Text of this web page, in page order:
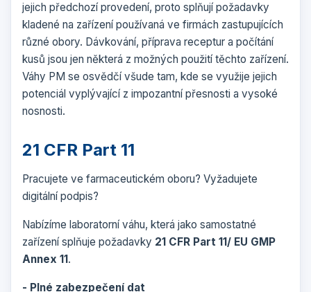
jejich předchozí provedení, proto splňují požadavky
kladené na zařízení používaná ve firmách zastupujících
různé obory. Dávkování, příprava receptur a počítání
kusů jsou jen některá z možných použití těchto zařízení.
Váhy PM se osvědčí všude tam, kde se využije jejich
potenciál vyplývající z impozantní přesnosti a vysoké
nosnosti.
21 CFR Part 11
Pracujete ve farmaceutickém oboru? Vyžadujete
digitální podpis?
Nabízíme laboratorní váhu, která jako samostatné
zařízení splňuje požadavky 21 CFR Part 11/ EU GMP
Annex 11.
- Plné zabezpečení dat